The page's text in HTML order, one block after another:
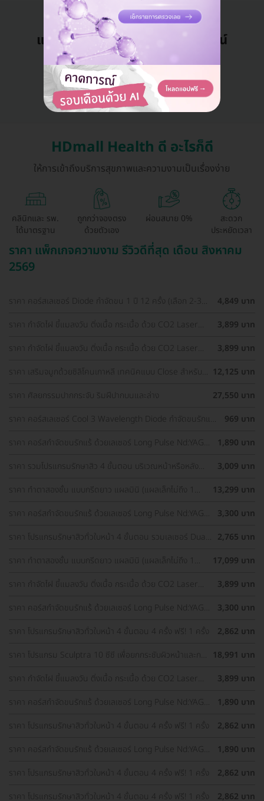
แอดมินพร้อมดูแลคุณทุกวันทางไลน์
คุยกับแอดมิน ฟรี!
HDmall Health ดี อะไรก็ดี
ให้การเข้าถึงบริการสุขภาพและความงามเป็นเรื่องง่าย
คลินิกและ รพ.
ได้มาตรฐาน
ถูกกว่าจองตรง
ด้วยตัวเอง
ผ่อนสบาย 0%
สะดวก
ประหยัดเวลา
ราคา แพ็กเกจความงาม รีวิวดีที่สุด เดือน สิงหาคม
2569
ราคา คอร์สเลเซอร์ Diode กำจัดขน 1 ปี 12 ครั้ง (เลือก 2-3
4,849 บาท
ราคา กำจัดไฝ ขี้แมลงวัน ติ่งเนื้อ กระเนื้อ ด้วย CO2 Laser
ลำคอ 1 ครั้ง
3,899 บาท
ราคา กำจัดไฝ ขี้แมลงวัน ติ่งเนื้อ กระเนื้อ ด้วย CO2 Laser
ลำคอ 1 ครั้ง
3,899 บาท
ราคา เสริมจมูกด้วยซิลิโคนเกาหลี เทคนิคแบบ Close สำหรับ
12,125 บาท
ราคา ศัลยกรรมปากกระจับ ริมฝีปากบนและล่าง
27,550 บาท
ราคา คอร์สเลเซอร์ Cool 3 Wavelength Diode กำจัดขนรักแร้
969 บาท
ราคา คอร์สกำจัดขนรักแร้ ด้วยเลเซอร์ Long Pulse Nd:YAG
1,890 บาท
ราคา รวมโปรแกรมรักษาสิว 4 ขั้นตอน บริเวณหน้าหรือหลัง
3,009 บาท
ราคา ทำตาสองชั้น แบบกรีดยาว แผลมินิ (แผลเล็กไม่ถึง 1
13,299 บาท
ราคา คอร์สกำจัดขนรักแร้ ด้วยเลเซอร์ Long Pulse Nd:YAG
3,300 บาท
ราคา โปรแกรมรักษาสิวทั่วใบหน้า 4 ขั้นตอน รวมเลเซอร์ Dual
2,765 บาท
ราคา ทำตาสองชั้น แบบกรีดยาว แผลมินิ (แผลเล็กไม่ถึง 1
17,099 บาท
ราคา กำจัดไฝ ขี้แมลงวัน ติ่งเนื้อ กระเนื้อ ด้วย CO2 Laser
ลำคอ 1 ครั้ง
3,899 บาท
ราคา คอร์สกำจัดขนรักแร้ ด้วยเลเซอร์ Long Pulse Nd:YAG
ครั้ง
3,300 บาท
ราคา โปรแกรมรักษาสิวทั่วใบหน้า 4 ขั้นตอน 4 ครั้ง ฟรี! 1 ครั้ง
2,862 บาท
ราคา โปรแกรม Sculptra 10 ซีซี เพื่อยกกระชับผิวหน้าและกระ
18,991 บาท
ราคา กำจัดไฝ ขี้แมลงวัน ติ่งเนื้อ กระเนื้อ ด้วย CO2 Laser
ลำคอ 1 ครั้ง
3,899 บาท
ราคา คอร์สกำจัดขนรักแร้ ด้วยเลเซอร์ Long Pulse Nd:YAG
1,890 บาท
ราคา โปรแกรมรักษาสิวทั่วใบหน้า 4 ขั้นตอน 4 ครั้ง ฟรี! 1 ครั้ง
2,862 บาท
ราคา คอร์สกำจัดขนรักแร้ ด้วยเลเซอร์ Long Pulse Nd:YAG
1,890 บาท
ราคา โปรแกรมรักษาสิวทั่วใบหน้า 4 ขั้นตอน 4 ครั้ง ฟรี! 1 ครั้ง
2,862 บาท
ราคา โปรแกรมรักษาสิวทั่วใบหน้า 4 ขั้นตอน 4 ครั้ง ฟรี! 1 ครั้ง
2,862 บาท